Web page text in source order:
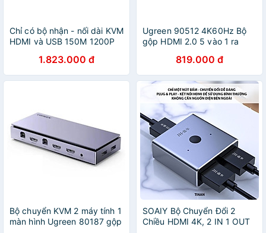
Chỉ có bộ nhận - nối dài KVM
HDMI và USB 150M 1200P
cat6 Ugreen 70438 CM291
Hàng Chính Hãn
1.823.000 đ
Ugreen 90512 4K60Hz Bộ
gộp HDMI 2.0 5 vào 1 ra
dài 1M + remote cm568 -
Hàng chính hãng
819.000 đ
Bộ chuyển KVM 2 máy tính 1
màn hình Ugreen 80187 gộp
SOAIY Bộ Chuyển Đổi 2
Chiều HDMI 4K, 2 IN 1 OUT